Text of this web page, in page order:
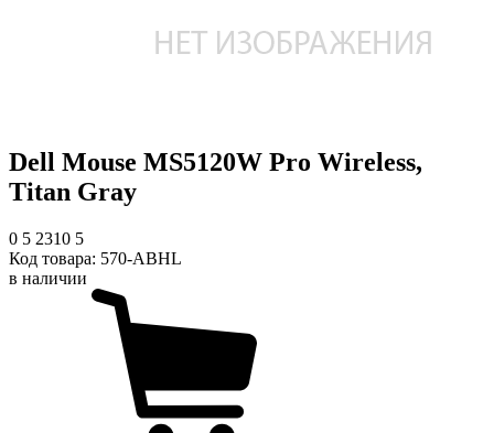
Dell Mouse MS5120W Pro Wireless,
Titan Gray
0 5 2310 5
Код товара: 570-ABHL
в наличии